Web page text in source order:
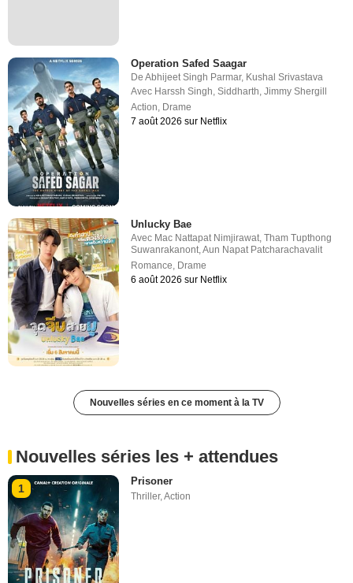
Operation Safed Saagar
DeAbhijeet Singh Parmar, Kushal Srivastava
Avec Harssh Singh,Siddharth,Jimmy Shergill
Action, Drame
7 août 2026 sur Netflix
Unlucky Bae
Avec Mac Nattapat Nimjirawat ,Tham Tupthong
Suwanrakanont ,Aun Napat Patcharachavalit
Romance Drame
6 août 2026 sur Netflix
Nouvelles séries en ce moment à la TV
Nouvelles séries les + attendues
1
Prisoner
Thriller,Action